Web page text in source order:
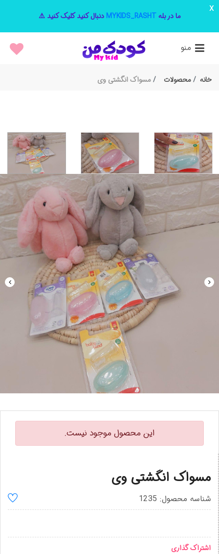
ما در بلهMYKIDS_RASHT دنبال کنید کلیک کنید ⚠️
x
منو
خانه محصولات مسواک انگشتی وی
این محصول موجود نیست.
مسواک انگشتی وی
شناسه محصول: 1235
اشتراک گذاری